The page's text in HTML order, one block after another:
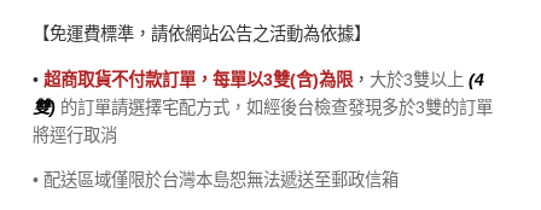
【免運費標準，請依網站公告之活動為依據】
• 超商取貨不付款訂單，每單以3雙(含)為限， 大於3雙以上 (4
雙) 的訂單請選擇宅配方式，如經後台檢查發現多於3雙的訂單
將逕行取消
• 配送區域僅限於台灣本島恕無法遞送至郵政信箱